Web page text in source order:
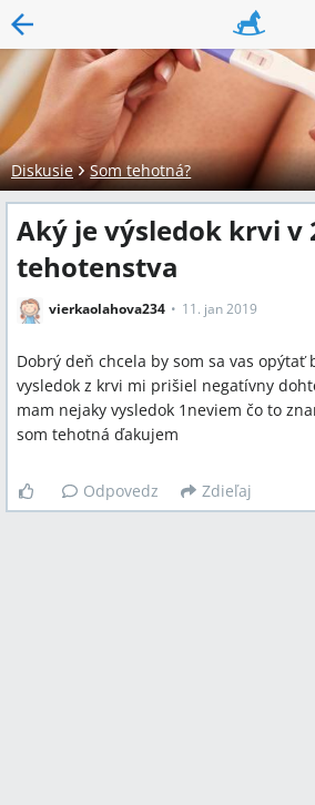
Diskusie Som tehotná?
Aký je výsledok krvi v
tehotenstva
vierkaolahova234 11. jan 2019
Dobrý deň chcela by som sa vas opýtať
vysledok z krvi mi prišiel negatívny
mam nejaky vysledok 1neviem čo to
som tehotná ďakujem
Odpovedz Zdieľaj